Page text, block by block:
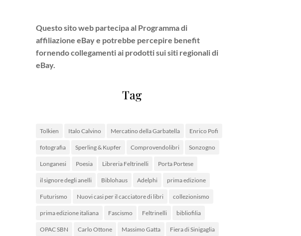
Questo sito web partecipa al Programma di
affiliazione eBay e potrebbe percepire benefit
fornendo collegamenti ai prodotti sui siti regionali di
eBay.
Tag
Tolkien Italo Calvino Mercatino della Garbatella Enrico Pofi
fotografia Sperling & Kupfer Comprovendolibri Sonzogno
Longanesi Poesia Libreria Feltrinelli Porta Portese
il signore degli anelli Biblohaus Adelphi prima edizione
Futurismo Nuovi casi per il cacciatore di libri collezionismo
prima edizione italiana Fascismo Feltrinelli bibliofilia
OPAC SBN Carlo Ottone Massimo Gatta Fiera di Sinigaglia